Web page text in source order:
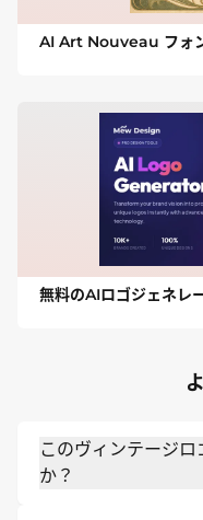
AI Art Nouveau フォ
無料のAIロゴジェネレ
このヴィンテージ
か？